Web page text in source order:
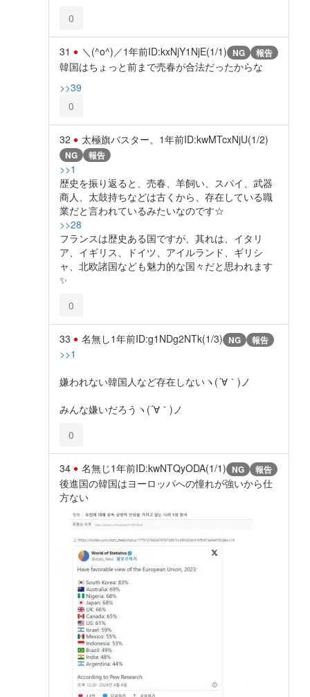
0
31 ＼(^o^)／1年前ID:kxNjY1NjE(1/1) NG 報告
韓国はちょっと前まで売春が合法だったからな
>>39
0
32 太極旗バスター。 1年前ID:kwMTcxNjU(1/2)
NG 報告
>>1
歴史を振り返ると、売春、羊飼い、スパイ、武器
商人、太鼓持ちなどは古くから、存在している職
業だと言われているみたいなのです☆
>>28
フランスは歴史ある国ですが、其れは、イタリ
ア、イギリス、ドイツ、アイルランド、ギリシ
ャ、北欧諸国なども魅力的な国々だと思われます
✨️
0
33 名無し1年前ID:g1NDg2NTk(1/3) NG 報告
>>1
嫌われない韓国人など存在しないヽ(´∀｀)ノ
みんな嫌いだろうヽ(´∀｀)ノ
0
34 名無じ1年前ID:kwNTQyODA(1/1) NG 報告
後進国の韓国はヨーロッパへの憧れが強いから仕
方ない